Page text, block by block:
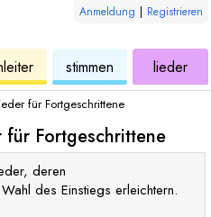
Anmeldung | Registrieren
stimmen
ukulele
lieder
für Fortgeschrittene
für Fortgeschrittene
deren
des Einstiegs erleichtern.